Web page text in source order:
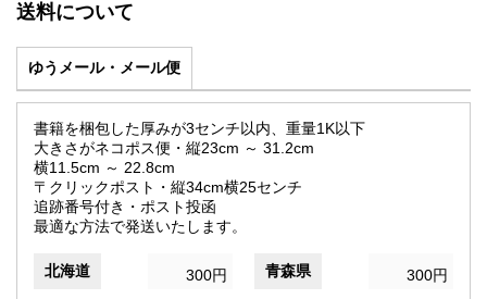
送料について
ゆうメール・メール便
書籍を梱包した厚みが3センチ以内、重量1K以下
大きさがネコポス便・縦23cm ～ 31.2cm
横11.5cm ～ 22.8cm
〒クリックポスト・縦34cm横25センチ
追跡番号付き・ポスト投函
最適な方法で発送いたします。
北海道 300円 青森県 300円